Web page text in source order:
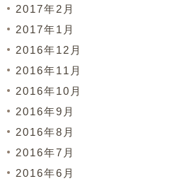
2017年2月
2017年1月
2016年12月
2016年11月
2016年10月
2016年9月
2016年8月
2016年7月
2016年6月